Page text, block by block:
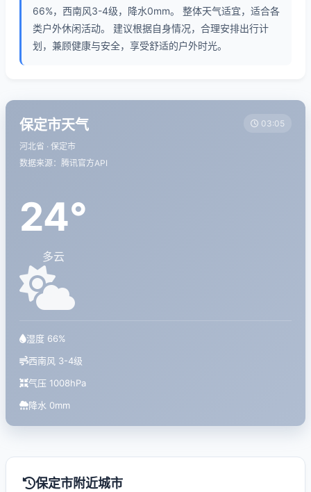
66%，西南风3-4级，降水0mm。 整体天气适宜，适合各
类户外休闲活动。 建议根据自身情况，合理安排出行计
划，兼顾健康与安全，享受舒适的户外时光。
保定市天气
河北省 · 保定市
数据来源：腾讯官方API
03:05
24°
多云
湿度 66%
西南风 3-4级
气压 1008hPa
降水 0mm
保定市附近城市